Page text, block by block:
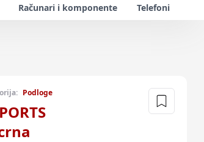
Računari i komponente Telefoni
Podloge